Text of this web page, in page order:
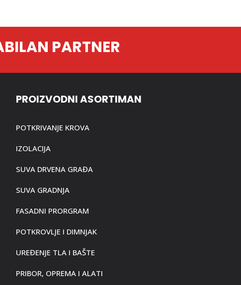
PARTNER
PROIZVODNI ASORTIMAN
POTKRIVANJE KROVA
IZOLACIJA
SUVA DRVENA GRAĐA
SUVA GRADNJA
FASADNI PRORGRAM
POTKROVLJE I DIMNJAK
UREĐENJE TLA I BAŠTE
PRIBOR, OPREMA I ALATI